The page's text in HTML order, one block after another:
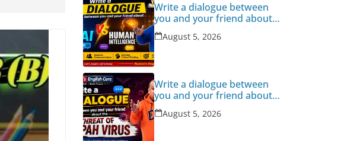
Write a dialogue between
you and your friend about
Human Intelligence Vs AI
August 5, 2026
Write a dialogue between
you and your friend about
the threat of Nipah Virus
August 5, 2026